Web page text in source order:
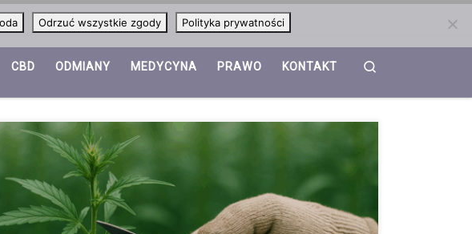
CBD ODMIANY MEDYCYNA PRAWO KONTAKT
konopi – trening wysokostresowy (HST) kontra umiarkowane metody
konopi to jeden z najważniejszych elementów pielęgnacji, który wpływa
roślin i wielkość plonów. Umiejętne stosowanie technik defoliacji
Odrzuć wszystkie zgody Polityka prywatności